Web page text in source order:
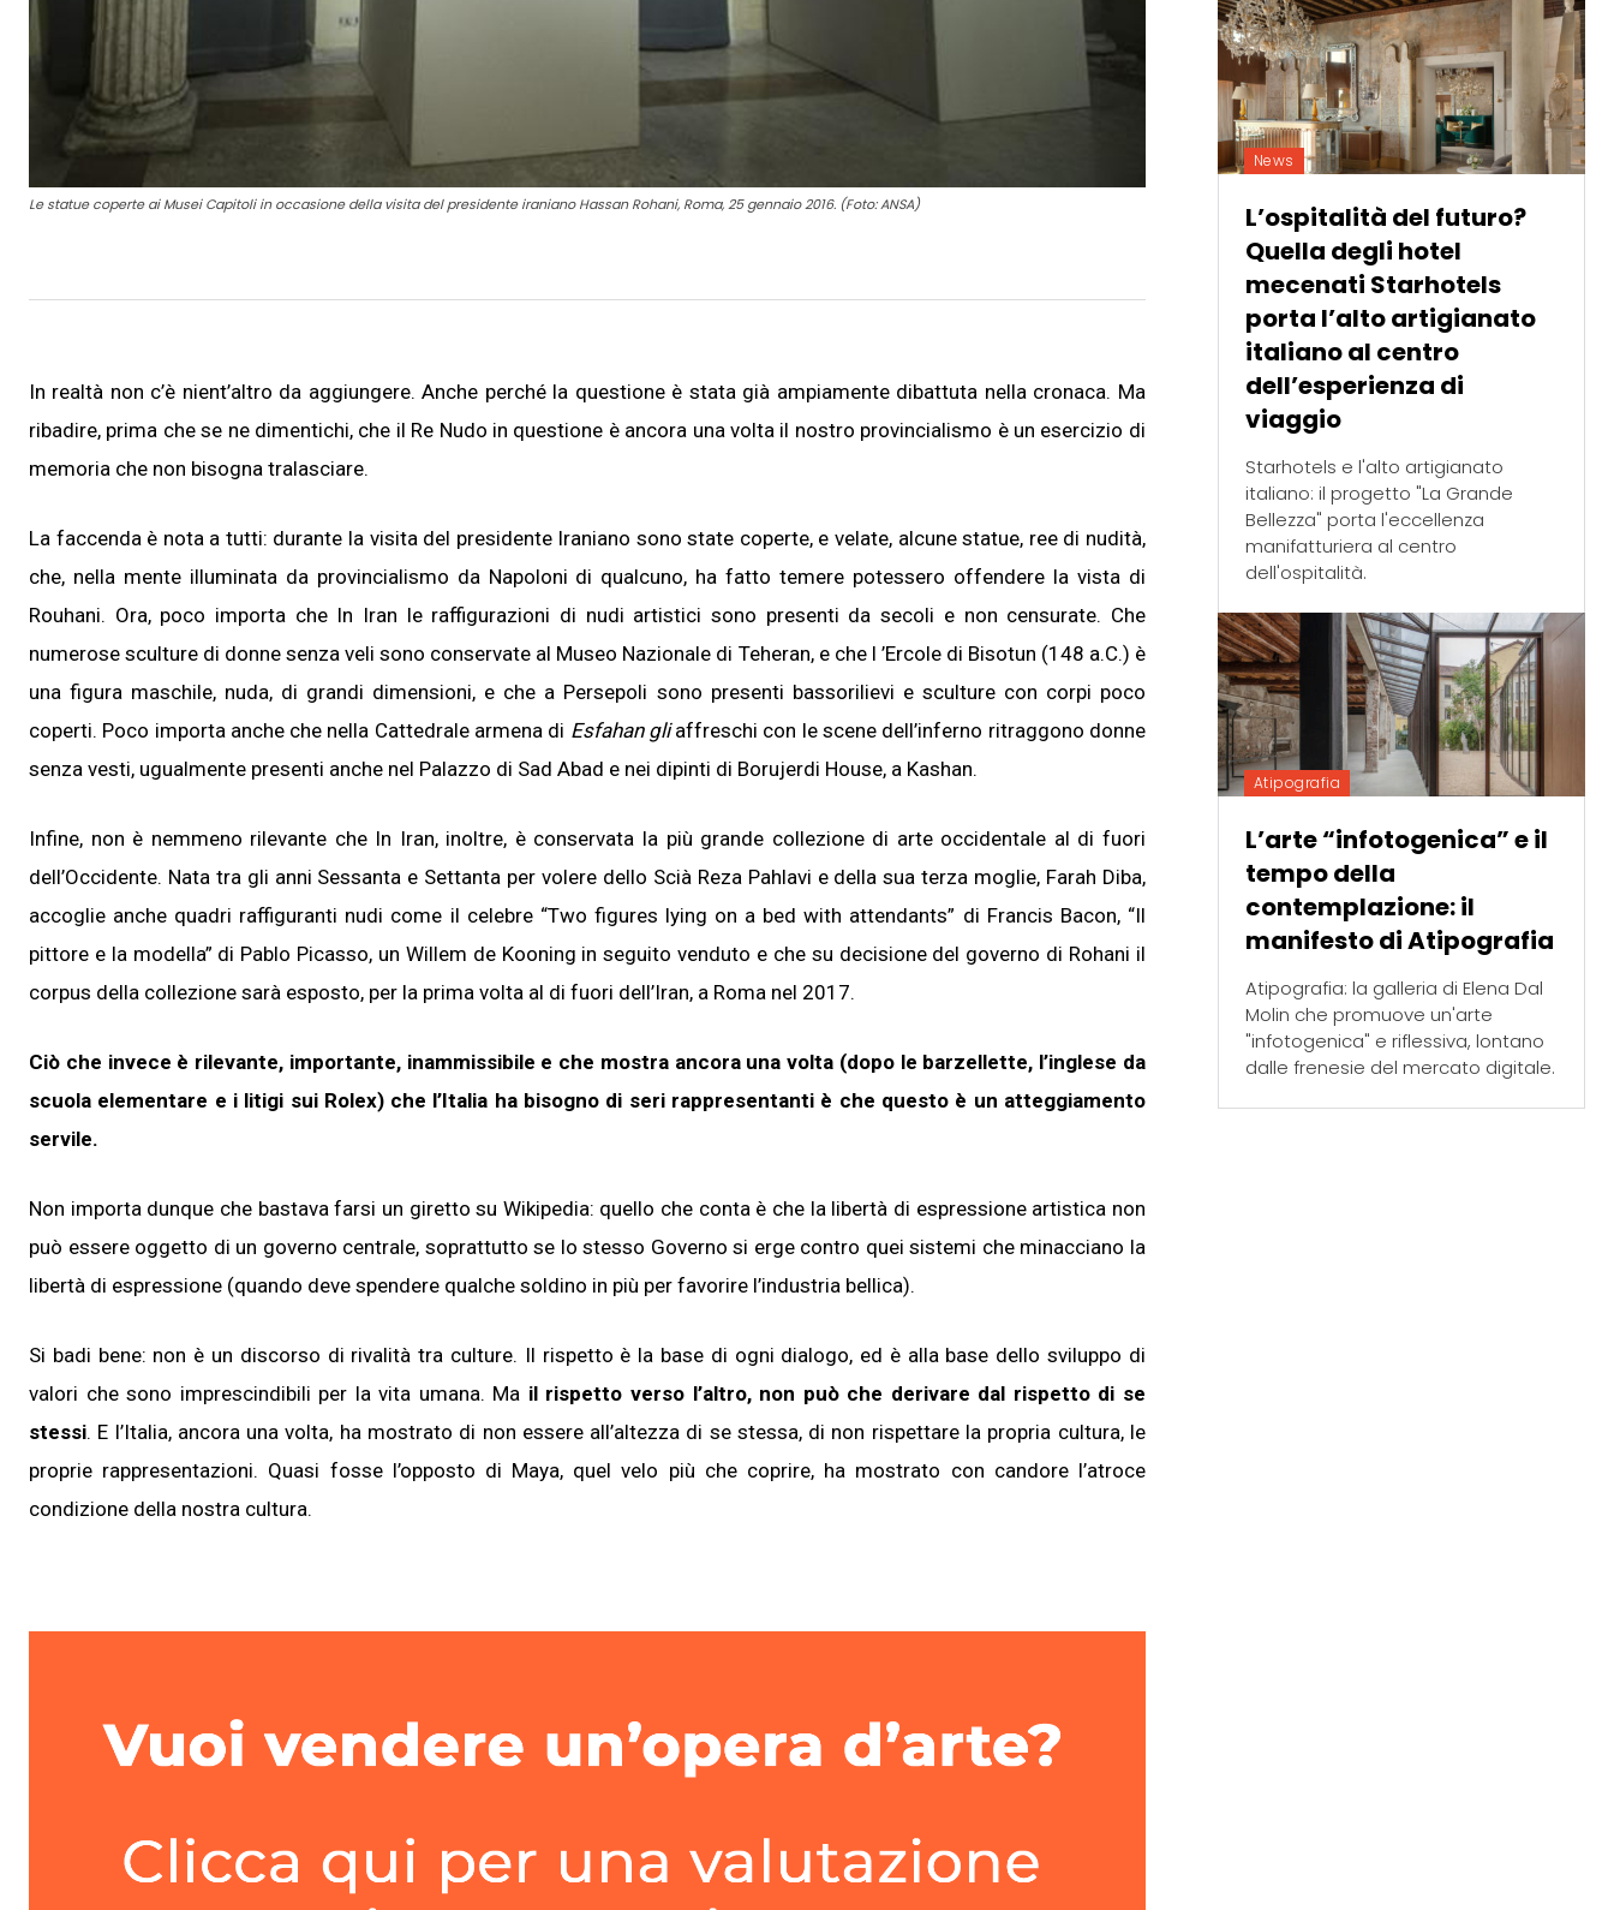
Le statue coperte ai Musei Capitoli in occasione della visita del presidente iraniano Hassan Rohani, Roma, 25 gennaio 2016. (Foto: ANSA)
In realtà non c’è nient’altro da aggiungere. Anche perché la questione è stata già ampiamente dibattuta nella cronaca. Ma
ribadire, prima che se ne dimentichi, che il Re Nudo in questione è ancora una volta il nostro provincialismo è un esercizio di
memoria che non bisogna tralasciare.
La faccenda è nota a tutti: durante la visita del presidente Iraniano sono state coperte, e velate, alcune statue, ree di nudità,
che, nella mente illuminata da provincialismo da Napoloni di qualcuno, ha fatto temere potessero offendere la vista di
Rouhani. Ora, poco importa che In Iran le raffigurazioni di nudi artistici sono presenti da secoli e non censurate. Che
numerose sculture di donne senza veli sono conservate al Museo Nazionale di Teheran, e che l ’Ercole di Bisotun (148 a.C.) è
una figura maschile, nuda, di grandi dimensioni, e che a Persepoli sono presenti bassorilievi e sculture con corpi poco
coperti. Poco importa anche che nella Cattedrale armena di Esfahan gliaffreschi con le scene dell’inferno ritraggono donne
senza vesti, ugualmente presenti anche nel Palazzo di Sad Abad e nei dipinti di Borujerdi House, a Kashan.
Infine, non è nemmeno rilevante che In Iran, inoltre, è conservata la più grande collezione di arte occidentale al di fuori
dell’Occidente. Nata tra gli anni Sessanta e Settanta per volere dello Scià Reza Pahlavi e della sua terza moglie, Farah Diba,
accoglie anche quadri raffiguranti nudi come il celebre “Two figures lying on a bed with attendants” di Francis Bacon, “Il
pittore e la modella” di Pablo Picasso, un Willem de Kooning in seguito venduto e che su decisione del governo di Rohani il
corpus della collezione sarà esposto, per la prima volta al di fuori dell’Iran, a Roma nel 2017.
Ciò che invece è rilevante, importante, inammissibile e che mostra ancora una volta (dopo le barzellette, l’inglese da
scuola elementare e i litigi sui Rolex) che l’Italia ha bisogno di seri rappresentanti è che questo è un atteggiamento
servile.
Non importa dunque che bastava farsi un giretto su Wikipedia: quello che conta è che la libertà di espressione artistica non
può essere oggetto di un governo centrale, soprattutto se lo stesso Governo si erge contro quei sistemi che minacciano la
libertà di espressione (quando deve spendere qualche soldino in più per favorire l’industria bellica).
Si badi bene: non è un discorso di rivalità tra culture. Il rispetto è la base di ogni dialogo, ed è alla base dello sviluppo di
valori che sono imprescindibili per la vita umana. Ma il rispetto verso l’altro, non può che derivare dal rispetto di se
stessi. E l’Italia, ancora una volta, ha mostrato di non essere all’altezza di se stessa, di non rispettare la propria cultura, le
proprie rappresentazioni. Quasi fosse l’opposto di Maya, quel velo più che coprire, ha mostrato con candore l’atroce
condizione della nostra cultura.
News
L’ospitalità del futuro?
Quella degli hotel
mecenati Starhotels
porta l’alto artigianato
italiano al centro
dell’esperienza di
viaggio
Starhotels e l'alto artigianato
italiano: il progetto "La Grande
Bellezza" porta l'eccellenza
manifatturiera al centro
dell'ospitalità.
Atipografia
L’arte “infotogenica” e il
tempo della
contemplazione: il
manifesto di Atipografia
Atipografia: la galleria di Elena Dal
Molin che promuove un'arte
"infotogenica" e riflessiva, lontano
dalle frenesie del mercato digitale.